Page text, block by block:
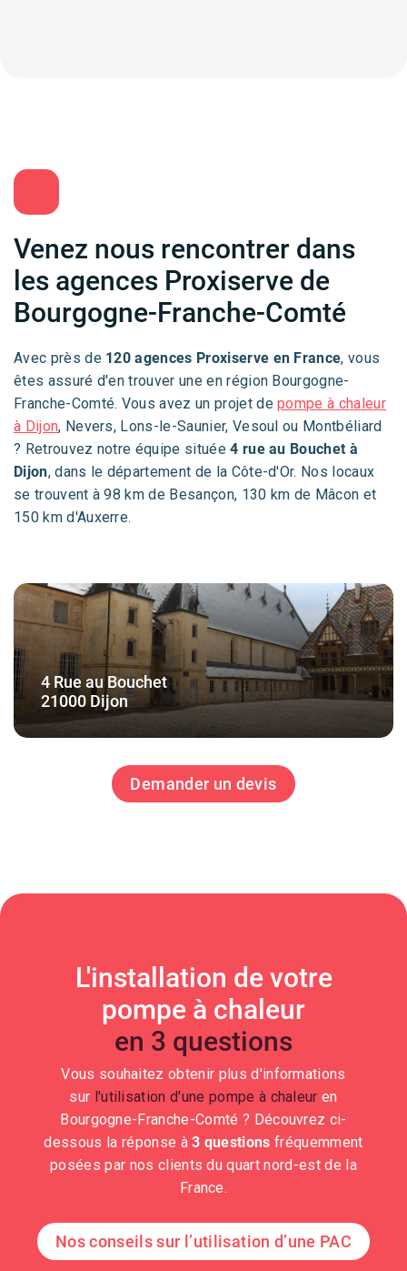
Venez nous rencontrer dans
les agences Proxiserve de
Bourgogne-Franche-Comté
Avec près de 120 agences Proxiserve en France, vous
êtes assuré d'en trouver une en région Bourgogne-
Franche-Comté. Vous avez un projet depompe à chaleur
à Dijon, Nevers, Lons-le-Saunier, Vesoul ou Montbéliard
? Retrouvez notre équipe située4 rue au Bouchet à
Dijon, dans le département de la Côte-d'Or. Nos locaux
se trouvent à 98 km de Besançon, 130 km de Mâcon et
150 km d'Auxerre.
4 Rue au Bouchet
21000 Dijon
Demander un devis
L'installation de votre
pompe à chaleur
en 3 questions
Vous souhaitez obtenir plus d'informations
sur l'utilisation d'une pompe à chaleur en
Bourgogne-Franche-Comté ? Découvrez ci-
dessous la réponse à3 questions fréquemment
posées par nos clients du quart nord-est de la
France.
Nos conseils sur l’utilisation d’une PAC